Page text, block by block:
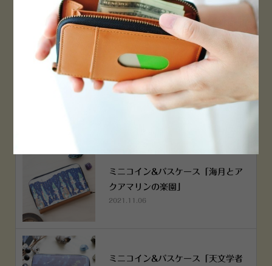
PEN！
2022.12.05
空想街雑貨店《吉祥寺本店》４月２
５日OPEN!
ミニコイン&パスケース「海月とア
クアマリンの楽園」
2021.11.06
ミニコイン&パスケース「天文学者